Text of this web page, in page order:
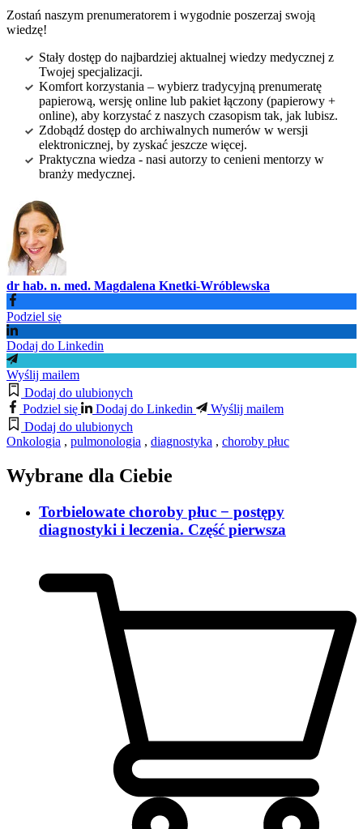
Zostań naszym prenumeratorem i wygodnie poszerzaj swoją
wiedzę!
Stały dostęp do najbardziej aktualnej wiedzy medycznej z
Twojej specjalizacji.
Komfort korzystania – wybierz tradycyjną prenumeratę
papierową, wersję online lub pakiet łączony (papierowy +
online), aby korzystać z naszych czasopism tak, jak lubisz.
Zdobądź dostęp do archiwalnych numerów w wersji
elektronicznej, by zyskać jeszcze więcej.
Praktyczna wiedza - nasi autorzy to cenieni mentorzy w
branży medycznej.
dr hab. n. med. Magdalena Knetki-Wróblewska
Podziel się
Dodaj do Linkedin
Wyślij mailem
Dodaj do ulubionych
Podziel się
Dodaj do Linkedin
Wyślij mailem
Dodaj do ulubionych
Onkologia , pulmonologia , diagnostyka , choroby płuc
Wybrane dla Ciebie
Torbielowate choroby płuc − postępy
diagnostyki i leczenia. Część pierwsza